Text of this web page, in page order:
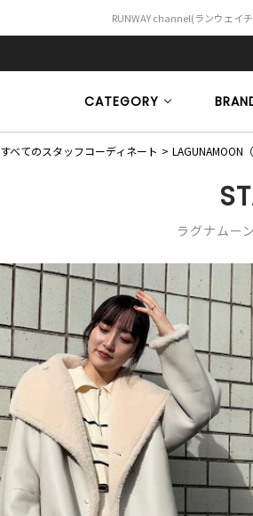
RUNWAY channel(ランウェイ
CATEGORY
すべてのスタッフコーディネート LAGUNAMOON
ラグナムー